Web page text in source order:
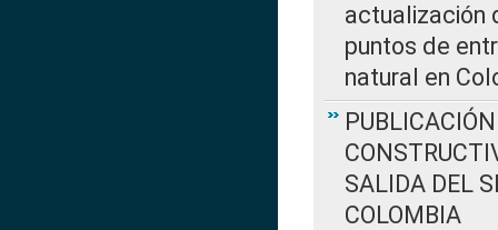
actualización
puntos de
natural en
SALIDA DEL
COLOMBIA